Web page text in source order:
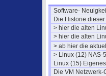
Software-
Die Historie
> hier die alten
> hier die alten
> ab hier die
> Linux (12) NAS-
Linux (15)
Die VM Netzwerk-